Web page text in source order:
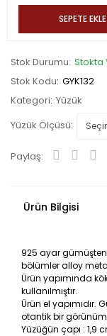
SEPETE EKLE
Stok Durumu Stokta
Stok Kodu GYK132
Kategori Yüzük
Yüzük Ölçüsü
Paylaş:
Ürün Bilgisi
925 ayar gümüşten
bölümler alloy
Ürün yapımında
kullanılmıştır.
Ürün el
otantik bir görünüm
Yüzüğün çapı : 1,9